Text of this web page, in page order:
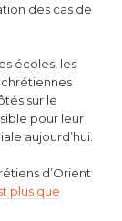
des cas de
écoles, les
sur le
pour leur
aujourd’hui.
d’Orient
plus que